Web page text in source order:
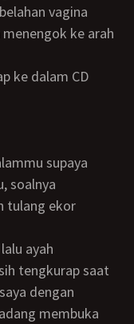
vagina
ke arah
soalnya
tulang ekor
tengkurap saat
dengan
membuka